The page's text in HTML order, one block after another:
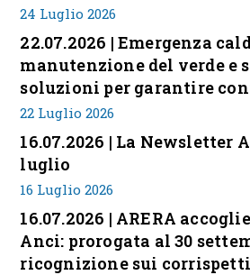
24 Luglio 2026
22.07.2026 | Emergenza
manutenzione del verde e
soluzioni per garantire
22 Luglio 2026
16.07.2026 | La Newsletter
luglio
16 Luglio 2026
16.07.2026 | ARERA
Anci: prorogata al 30
ricognizione sui